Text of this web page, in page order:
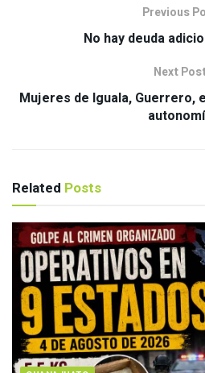
Previous
No hay deuda
Next
Mujeres de Iguala, Guerrero,
Related Posts